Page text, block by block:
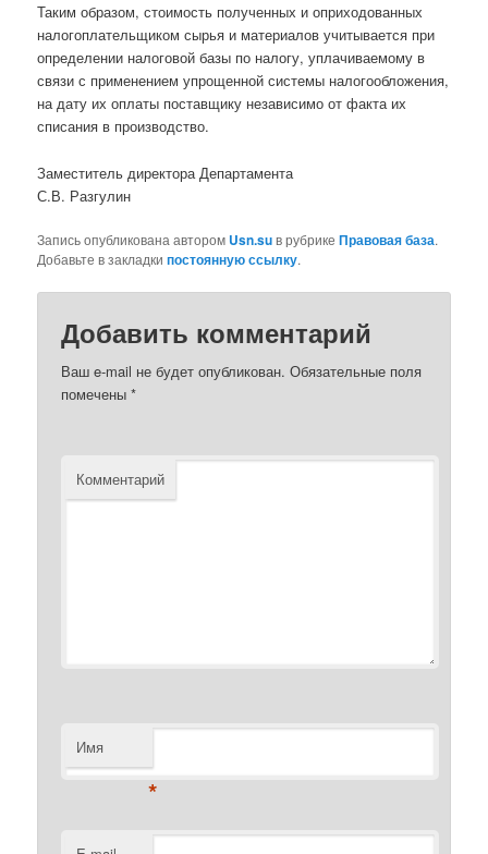
Таким образом, стоимость полученных и оприходованных
налогоплательщиком сырья и материалов учитывается при
определении налоговой базы по налогу, уплачиваемому в
связи с применением упрощенной системы налогообложения,
на дату их оплаты поставщику независимо от факта их
списания в производство.
Заместитель директора Департамента
С.В. Разгулин
Запись опубликована автором Usn.suв рубрикеПравовая база.
Добавьте в закладкипостоянную ссылку.
Добавить комментарий
Ваш e-mail не будет опубликован. Обязательные поля
помечены*
Комментарий
Имя
*